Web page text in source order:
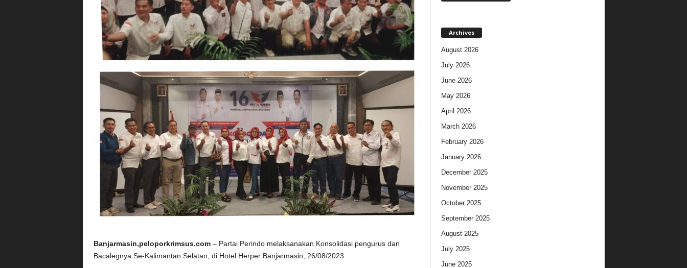
Banjarmasin,peloporkrimsus.com– Partai Perindo melaksanakan Konsolidasi pengurus dan
Bacalegnya Se-Kalimantan Selatan, di Hotel Herper Banjarmasin, 26/08/2023.
Archives
August 2026
July 2026
June 2026
May 2026
April 2026
March 2026
February 2026
January 2026
December 2025
November 2025
October 2025
September 2025
August 2025
July 2025
June 2025